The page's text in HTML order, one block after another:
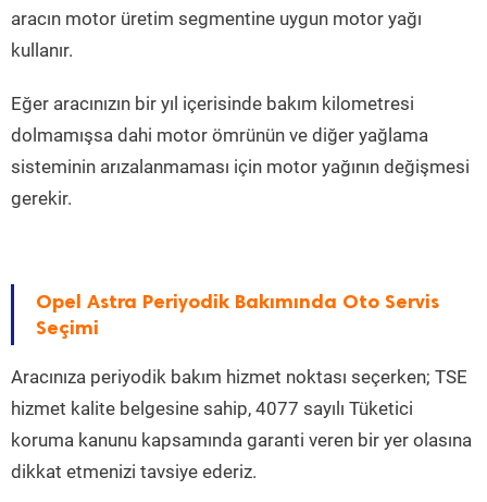
aracın motor üretim segmentine uygun motor yağı
kullanır.
Eğer aracınızın bir yıl içerisinde bakım kilometresi
dolmamışsa dahi motor ömrünün ve diğer yağlama
sisteminin arızalanmaması için motor yağının değişmesi
gerekir.
Opel Astra Periyodik Bakımında Oto Servis
Seçimi
Aracınıza periyodik bakım hizmet noktası seçerken; TSE
hizmet kalite belgesine sahip, 4077 sayılı Tüketici
koruma kanunu kapsamında garanti veren bir yer olasına
dikkat etmenizi tavsiye ederiz.